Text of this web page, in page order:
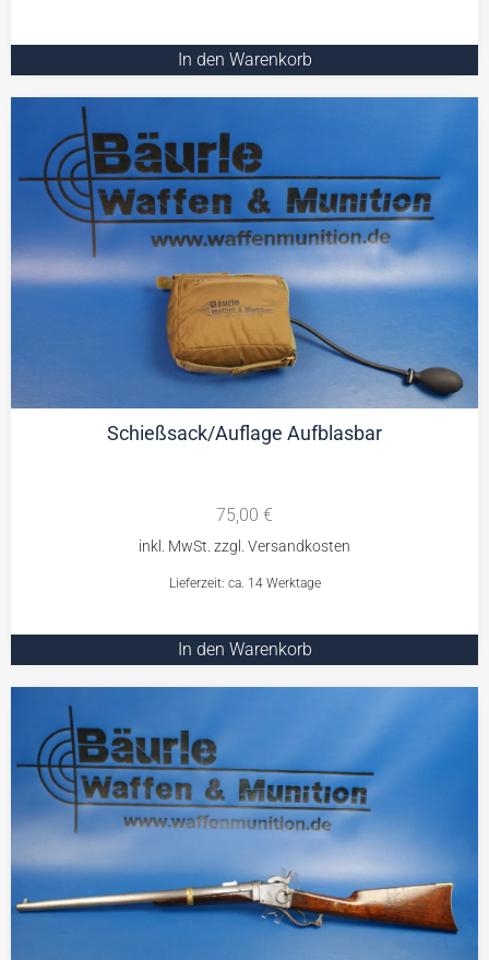
In den Warenkorb
Schießsack/Auflage Aufblasbar
75,00 €
Lieferzeit: ca. 14 Werktage
In den Warenkorb